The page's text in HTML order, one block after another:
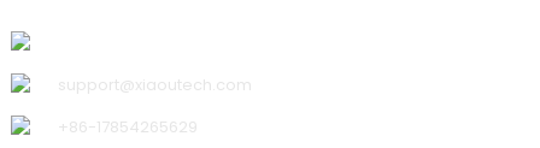
support@xiaoutech.com
+86-17854265629